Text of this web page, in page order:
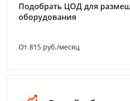
Подобрать ЦОД для
оборудования
От 815 руб./месяц